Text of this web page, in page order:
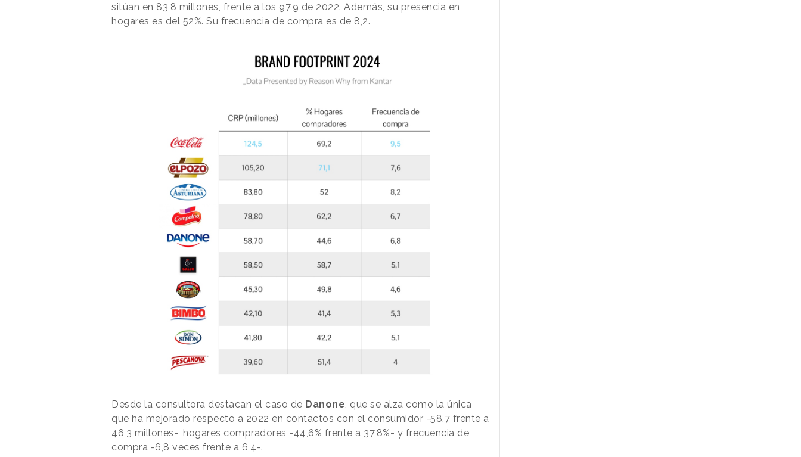
sitúan en 83,8 millones, frente a los 97,9 de 2022. Además, su presencia en
hogares es del 52%. Su frecuencia de compra es de 8,2.
Desde la consultora destacan el caso de Danone, que se alza como la única
que ha mejorado respecto a 2022 en contactos con el consumidor -58,7 frente a
46,3 millones-, hogares compradores -44,6% frente a 37,8%- y frecuencia de
compra -6,8 veces frente a 6,4-.